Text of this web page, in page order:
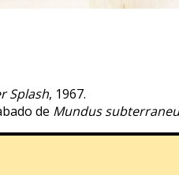
Splash, 1967.
de Mundus